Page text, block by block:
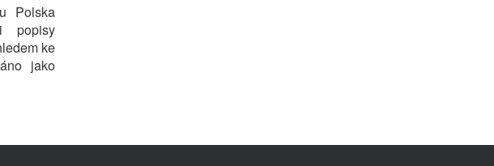
Polska
popisy
ke
jako